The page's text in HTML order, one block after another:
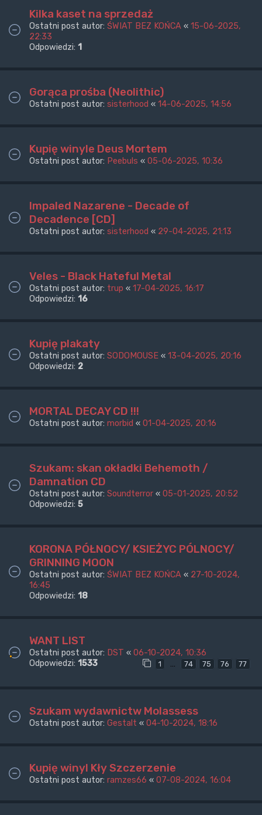
Kilka kaset na sprzedaż
Ostatni post autor: ŚWIAT BEZ KOŃCA « 15-06-2025,
22:33
Odpowiedzi: 1
Gorąca prośba (Neolithic)
Ostatni post autor: sisterhood « 14-06-2025, 14:56
Kupię winyle Deus Mortem
Ostatni post autor: Peebuls « 05-06-2025, 10:36
Impaled Nazarene - Decade of
Decadence [CD]
Ostatni post autor: sisterhood « 29-04-2025, 21:13
Veles - Black Hateful Metal
Ostatni post autor: trup « 17-04-2025, 16:17
Odpowiedzi: 16
Kupię plakaty
Ostatni post autor: SODOMOUSE « 13-04-2025, 20:16
Odpowiedzi: 2
MORTAL DECAY CD !!!
Ostatni post autor: morbid « 01-04-2025, 20:16
Szukam: skan okładki Behemoth /
Damnation CD
Ostatni post autor: Soundterror « 05-01-2025, 20:52
Odpowiedzi: 5
KORONA PÓŁNOCY/ KSIEŻYC PÓLNOCY/
GRINNING MOON
Ostatni post autor: ŚWIAT BEZ KOŃCA « 27-10-2024,
16:45
Odpowiedzi: 18
WANT LIST
Ostatni post autor: DST « 06-10-2024, 10:36
Odpowiedzi: 1533 1 … 74 75 76 77
Szukam wydawnictw Molassess
Ostatni post autor: Gestalt « 04-10-2024, 18:16
Kupię winyl Kły Szczerzenie
Ostatni post autor: ramzes66 « 07-08-2024, 16:04